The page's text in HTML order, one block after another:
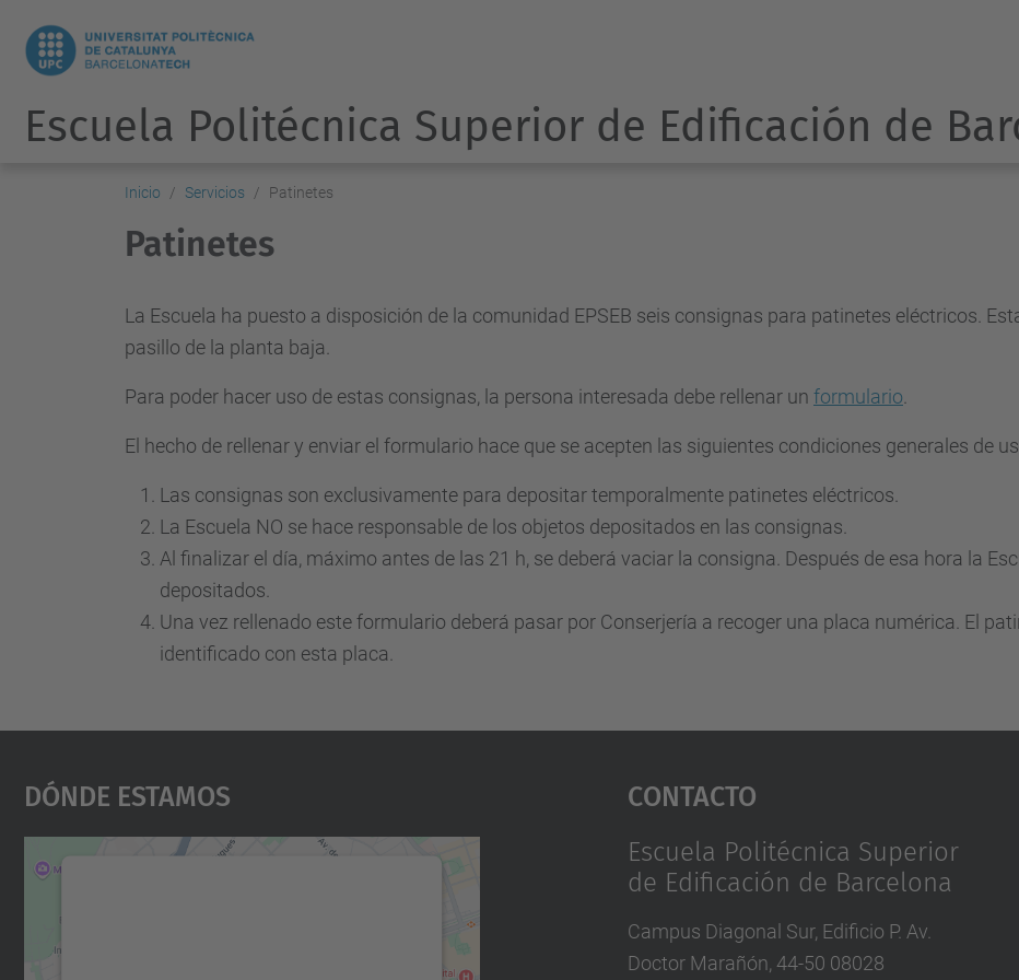
Escuela Politécnica Superior de Edificación de
Inicio Servicios Patinetes
Patinetes
La Escuela ha puesto a disposición de la comunidad EPSEB seis consignas para patinetes eléctricos.
pasillo de la planta baja.
Para poder hacer uso de estas consignas, la persona interesada debe rellenar un formulario
El hecho de rellenar y enviar el formulario hace que se acepten las siguientes condiciones generales de
Las consignas son exclusivamente para depositar temporalmente patinetes eléctricos.
La Escuela NO se hace responsable de los objetos depositados en las consignas.
Al finalizar el día, máximo antes de las 21 h, se deberá vaciar la consigna. Después de esa hora la
depositados.
Una vez rellenado este formulario deberá pasar por Conserjería a recoger una placa numérica. El
identificado con esta placa.
Dónde Estamos Contacto
Escuela Politécnica Superior
de Edificación de Barcelona
Campus Diagonal Sur, Edificio P. Av.
Doctor Marañón, 44-50 08028